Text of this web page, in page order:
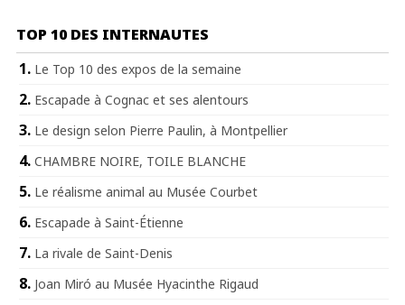
TOP 10 DES INTERNAUTES
Le Top 10 des expos de la semaine
Escapade à Cognac et ses alentours
Le design selon Pierre Paulin, à Montpellier
CHAMBRE NOIRE, TOILE BLANCHE
Le réalisme animal au Musée Courbet
Escapade à Saint-Étienne
La rivale de Saint-Denis
Joan Miró au Musée Hyacinthe Rigaud